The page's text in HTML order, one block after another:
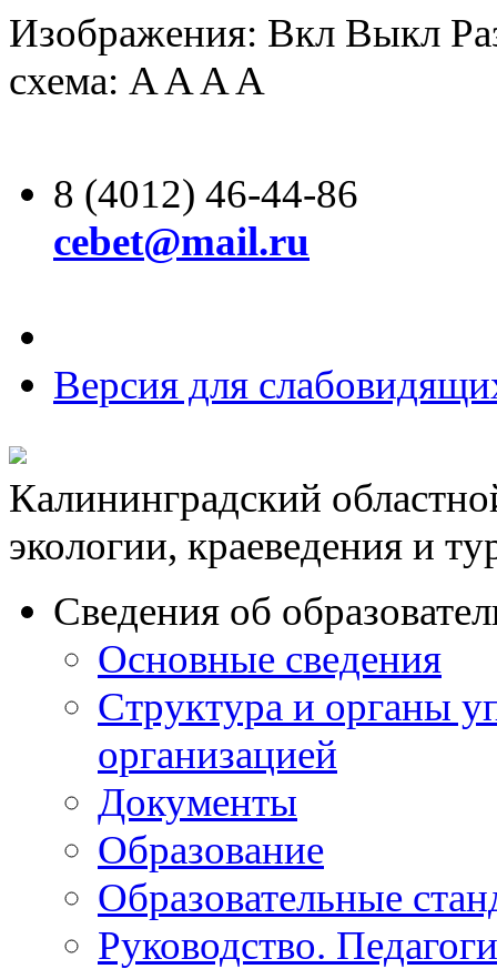
Изображения: Вкл Выкл
схема: AAAA
8 (4012) 46-44-86
cebet@mail.ru
Версия для
Калининградский
экологии, краеведения и
Сведения об
Основные сведения
Структура и органы
организацией
Документы
Образование
Образовательные
Руководство.